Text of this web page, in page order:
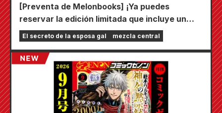
[Preventa de Melonbooks] ¡Ya puedes
reservar la edición limitada que incluye un
tapete de juego especial con una ilustración
deslumbrante de Fuyuki Tojo dibujada por
Kudou! ¡El sexto volumen de "El secreto de la
novia" saldrá a la venta el 20 de octubre!
El secreto de la esposa gal mezcla central